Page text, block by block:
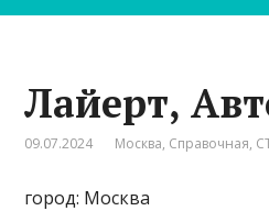
Лайерт,
09.07.2024 Москва, Справочная,
город: Москва